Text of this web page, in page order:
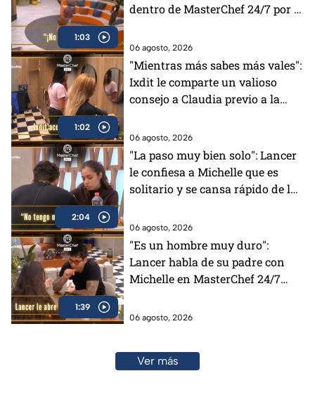
1:03
dentro de MasterChef 24/7 por la
06 agosto, 2026
1:02
"Mientras más sabes más vales":
Ixdit le comparte un valioso
consejo a Claudia previo a la
06 agosto, 2026
2:04
"La paso muy bien solo": Lancer
le confiesa a Michelle que es
solitario y se cansa rápido de la
06 agosto, 2026
1:39
"Es un hombre muy duro":
Lancer habla de su padre con
Michelle en MasterChef 24/7
06 agosto, 2026
Ver más